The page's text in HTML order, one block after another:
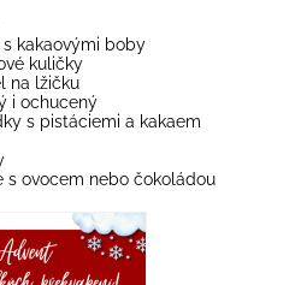
kakaovými boby
kuličky
na lžičku
i ochucený
s pistáciemi a kakaem
s ovocem nebo čokoládou